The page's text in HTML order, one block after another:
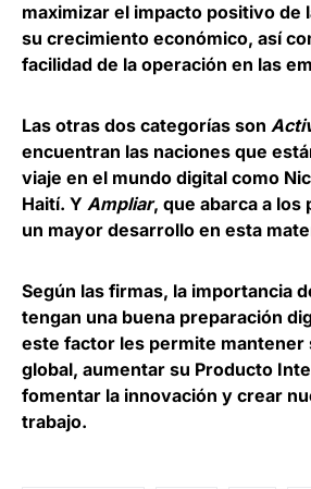
maximizar el impacto positivo de
su crecimiento económico, así
facilidad de la operación en las
Las otras dos categorías son
encuentran las naciones que
viaje en el mundo digital como
Haití. Y Ampliar, que abarca a los
un mayor desarrollo en esta
Según las firmas, la importancia
tengan una buena preparación
este factor les permite mantener
global, aumentar su Producto
fomentar la innovación y crear
trabajo.